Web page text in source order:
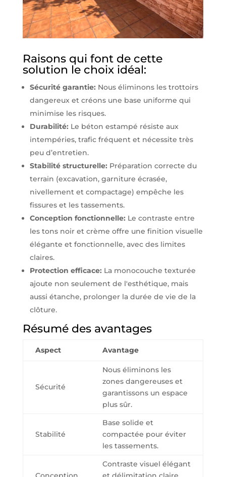
Raisons qui font de cette
solution le choix idéal:
Sécurité garantie: Nous éliminons les trottoirs
dangereux et créons une base uniforme qui
minimise les risques.
Durabilité: Le béton estampé résiste aux
intempéries, trafic fréquent et nécessite très
peu d’entretien.
Stabilité structurelle: Préparation correcte du
terrain (excavation, garniture écrasée,
nivellement et compactage) empêche les
fissures et les tassements.
Conception fonctionnelle: Le contraste entre
les tons noir et crème offre une finition visuelle
élégante et fonctionnelle, avec des limites
claires.
Protection efficace: La monocouche texturée
ajoute non seulement de l'esthétique, mais
aussi étanche, prolonger la durée de vie de la
clôture.
Résumé des avantages
Aspect Avantage
Sécurité
Nous éliminons les
zones dangereuses et
garantissons un espace
plus sûr.
Stabilité
Base solide et
compactée pour éviter
les tassements.
Contraste visuel élégant